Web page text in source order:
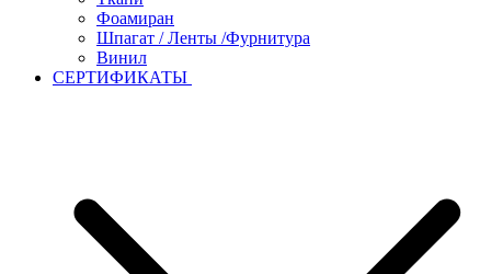
Фоамиран
Шпагат / Ленты /Фурнитура
Винил
СЕРТИФИКАТЫ